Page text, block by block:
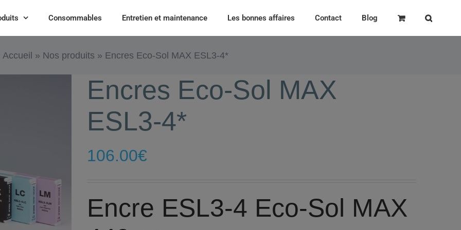
Consommables Entretien et maintenance Les bonnes affaires Contact Blog
Accueil » Nos produits » Encres Eco-Sol MAX ESL3-4*
Encres Eco-Sol MAX
ESL3-4*
106.00€
Encre ESL3-4 Eco-Sol MAX